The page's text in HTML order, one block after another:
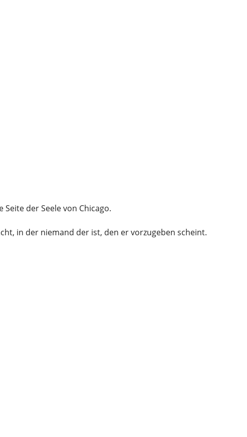
der Seele von Chicago.
in der niemand der ist, den er vorzugeben scheint.